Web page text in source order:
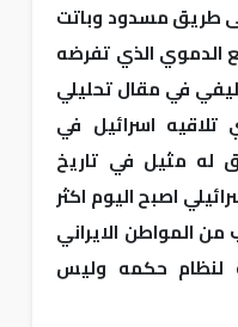
طريق مسدود وباتت
الدموي الذي تفرضه
في مقال تحليلي
تلاقيه اسرائيل في
له مثيل في تاريخ
اصبح اليوم اكثر
من المواطن الايراني
لنظام حكمه وليس